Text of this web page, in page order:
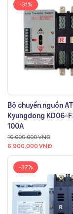
-31%
Bộ chuyển nguồn
Kyungdong KD06-
100A
10.000.000VNĐ
6.900.000 VNĐ
-37%